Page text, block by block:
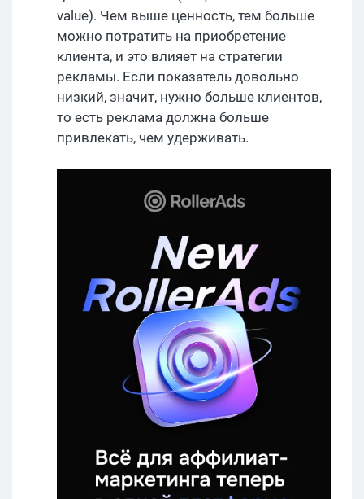
value). Чем выше ценность, тем больше
можно потратить на приобретение
клиента, и это влияет на стратегии
рекламы. Если показатель довольно
низкий, значит, нужно больше клиентов,
то есть реклама должна больше
привлекать, чем удерживать.